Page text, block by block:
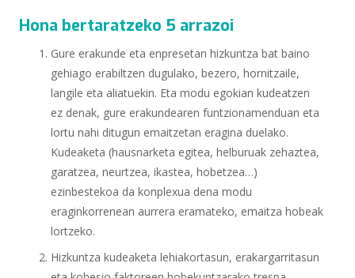
Hona bertaratzeko 5 arrazoi
Gure erakunde eta enpresetan hizkuntza bat baino
gehiago erabiltzen dugulako, bezero, hornitzaile,
langile eta aliatuekin. Eta modu egokian kudeatzen
ez denak, gure erakundearen funtzionamenduan eta
lortu nahi ditugun emaitzetan eragina duelako.
Kudeaketa (hausnarketa egitea, helburuak zehaztea,
garatzea, neurtzea, ikastea, hobetzea…)
ezinbestekoa da konplexua dena modu
eraginkorrenean aurrera eramateko, emaitza hobeak
lortzeko.
Hizkuntza kudeaketa lehiakortasun, erakargarritasun